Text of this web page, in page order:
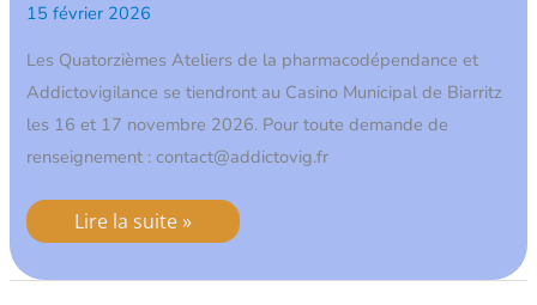
15 février 2026
Les Quatorzièmes Ateliers de la pharmacodépendance et
Addictovigilance se tiendront au Casino Municipal de Biarritz
les 16 et 17 novembre 2026. Pour toute demande de
renseignement : contact@addictovig.fr
date
Lire la suite »